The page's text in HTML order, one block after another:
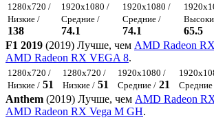
1280x720 /
Низкие /
138
1920x1080 /
Средние /
74.1
1920x1080 /
Средние /
74.1 65.5
F1 2019 (2019) Лучше, чем AMD Radeon
AMD Radeon RX VEGA 8.
1280x720 /
Низкие / 51
1280x720 /
Низкие / 51
1920x1080 /
Средние / 21
Anthem (2019) Лучше, чем AMD Radeon
AMD Radeon RX Vega M GH.